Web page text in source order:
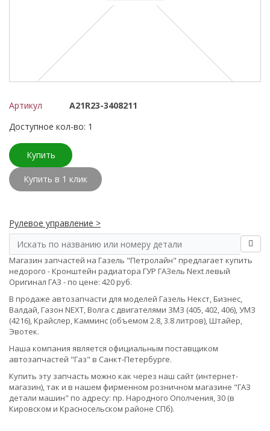
Артикул
А21R23-3408211
Доступное кол-во: 1
Купить
Купить в 1 клик
Рулевое управление >
Магазин запчастей на Газель "Петролайн" предлагает купить
недорого - Кронштейн радиатора ГУР ГАЗель Next левый
Оригинал ГАЗ - по цене: 420 руб.
В продаже автозапчасти для моделей Газель Некст, Бизнес,
Валдай, Газон NEXT, Волга с двигателями ЗМЗ (405, 402, 406), УМЗ
(4216), Крайслер, Камминс (объемом 2.8, 3.8 литров), Штайер,
Эвотек.
Наша компания является официальным поставщиком
автозапчастей "Газ" в Санкт-Петербурге.
Купить эту запчасть можно как через наш сайт (интернет-
магазин), так и в нашем фирменном розничном магазине "ГАЗ
детали машин" по адресу: пр. Народного Ополчения, 30 (в
Кировском и Красносельском районе СПб).